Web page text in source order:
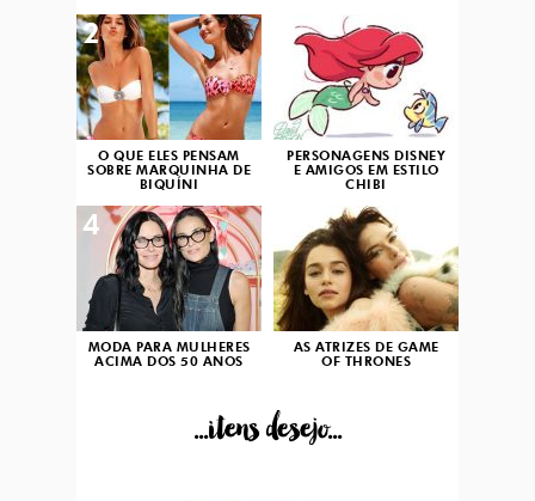
O QUE ELES PENSAM
SOBRE MARQUINHA DE
BIQUÍNI
2
PERSONAGENS DISNEY
E AMIGOS EM ESTILO
CHIBI
3
MODA PARA MULHERES
ACIMA DOS 50 ANOS
4
AS ATRIZES DE GAME
OF THRONES
...itens desejo...